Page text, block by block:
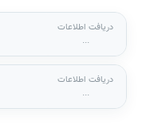
دریافت اطلاعات
...
دریافت اطلاعات
...